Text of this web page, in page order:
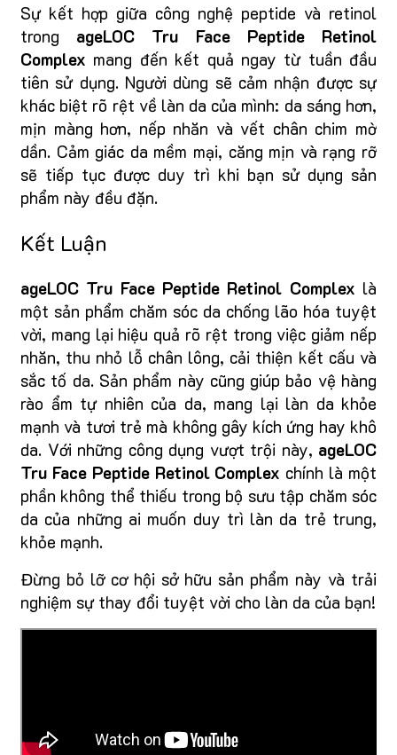
Sự kết hợp giữa công nghệ peptide và retinol
trong ageLOC Tru Face Peptide Retinol
Complex mang đến kết quả ngay từ tuần đầu
tiên sử dụng. Người dùng sẽ cảm nhận được sự
khác biệt rõ rệt về làn da của mình: da sáng hơn,
mịn màng hơn, nếp nhăn và vết chân chim mờ
dần. Cảm giác da mềm mại, căng mịn và rạng rỡ
sẽ tiếp tục được duy trì khi bạn sử dụng sản
phẩm này đều đặn.
Kết Luận
ageLOC Tru Face Peptide Retinol Complex là
một sản phẩm chăm sóc da chống lão hóa tuyệt
vời, mang lại hiệu quả rõ rệt trong việc giảm nếp
nhăn, thu nhỏ lỗ chân lông, cải thiện kết cấu và
sắc tố da. Sản phẩm này cũng giúp bảo vệ hàng
rào ẩm tự nhiên của da, mang lại làn da khỏe
mạnh và tươi trẻ mà không gây kích ứng hay khô
da. Với những công dụng vượt trội này, ageLOC
Tru Face Peptide Retinol Complex chính là một
phần không thể thiếu trong bộ sưu tập chăm sóc
da của những ai muốn duy trì làn da trẻ trung,
khỏe mạnh.
Đừng bỏ lỡ cơ hội sở hữu sản phẩm này và trải
nghiệm sự thay đổi tuyệt vời cho làn da của bạn!